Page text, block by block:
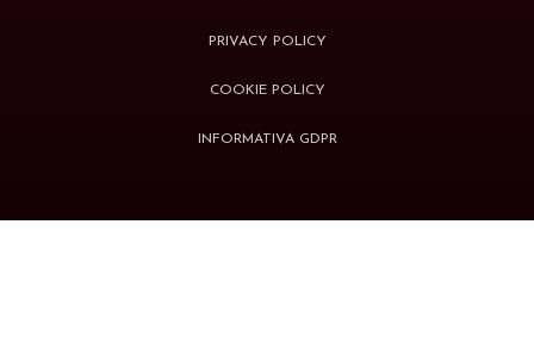
PRIVACY POLICY
COOKIE POLICY
INFORMATIVA GDPR